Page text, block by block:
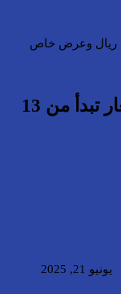
خصومات بيت الإباء تنطلق بأسعار تبدأ من 13
يونيو 21, 2025